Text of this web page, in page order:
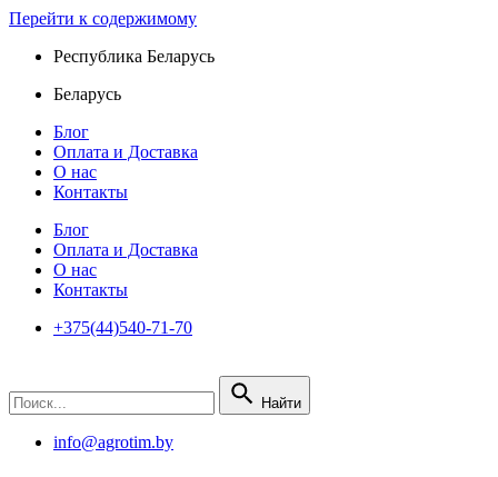
Перейти к содержимому
Республика Беларусь
Беларусь
Блог
Оплата и Доставка
О нас
Контакты
Блог
Оплата и Доставка
О нас
Контакты
+375(44)540-71-70
Найти
info@agrotim.by